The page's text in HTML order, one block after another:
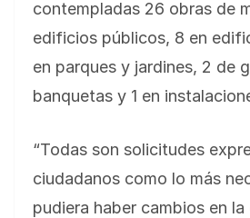
contempladas 26 obras de
edificios públicos, 8 en
en parques y jardines, 2 de
banquetas y 1 en
“Todas son solicitudes
ciudadanos como lo más
pudiera haber cambios en